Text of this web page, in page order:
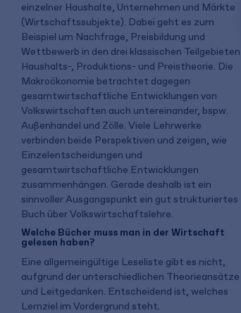
einzelner Haushalte, Unternehmen und Märkte
(Wirtschaftssubjekte). Dabei geht es zum
Beispiel um Nachfrage, Preisbildung und
Wettbewerb in den drei klassischen Teilgebieten
Haushalts-, Produktions- und Preistheorie. Die
Makroökonomie betrachtet dagegen
gesamtwirtschaftliche Entwicklungen von
Volkswirtschaften auch untereinander, bspw.
Außenhandel und Zölle. Viele Lehrwerke
verbinden beide Perspektiven und zeigen, wie
Einzelentscheidungen und
gesamtwirtschaftliche Entwicklungen
zusammenhängen. Gerade deshalb ist ein
sinnvoller Ausgangspunkt ein gut strukturiertes
Buch über Volkswirtschaftslehre.
Welche Bücher muss man in der Wirtschaft
gelesen haben?
Eine allgemeingültige Leseliste gibt es nicht,
aufgrund der unterschiedlichen Theorieansätze
und Leitgedanken. Entscheidend ist, welches
Lernziel im Vordergrund steht.